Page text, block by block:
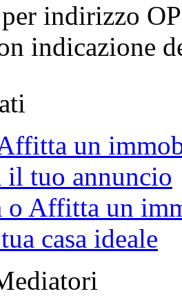
indirizzo
indicazione
un
il tuo annuncio
o Affitta un
casa ideale